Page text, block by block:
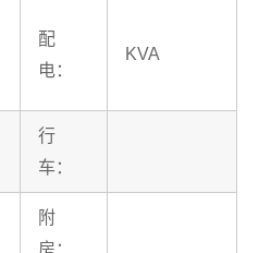
配
电：
KVA
行
车：
附
房：